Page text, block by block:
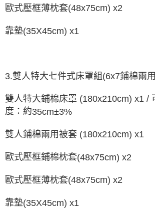
歐式壓框薄枕套(48x75cm) x2
靠墊(35X45cm) x1
3.雙人特大七件式床罩組 (6x7鋪棉兩
雙人特大鋪棉床罩 (180x210cm) x1 /
度：約35cm±3%
雙人鋪棉兩用被套 (180x210cm) x1
歐式壓框鋪棉枕套(48x75cm) x2
歐式壓框薄枕套(48x75cm) x2
靠墊(35X45cm) x1